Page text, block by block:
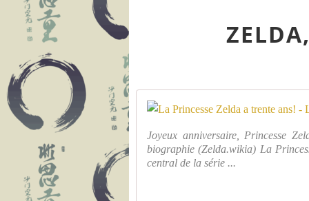
Joyeux anniversaire, Princesse
biographie (Zelda.wikia) La
central de la série ...